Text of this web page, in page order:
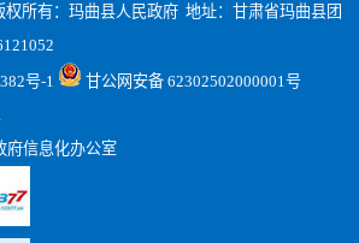
所有：玛曲县人民政府 地址：甘肃省玛曲县团
号-1
甘公网安备 62302502000001号
府信息化办公室